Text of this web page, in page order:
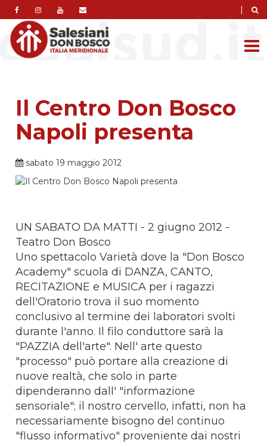
|
Il Centro Don Bosco
Napoli presenta
sabato 19 maggio 2012
UN SABATO DA MATTI - 2 giugno 2012 -
Teatro Don Bosco
Uno spettacolo Varietà dove la "Don Bosco
Academy" scuola di DANZA, CANTO,
RECITAZIONE e MUSICA per i ragazzi
dell'Oratorio trova il suo momento
conclusivo al termine dei laboratori svolti
durante l'anno. Il filo conduttore sarà la
"PAZZIA dell'arte". Nell' arte questo
"processo" può portare alla creazione di
nuove realtà, che solo in parte
dipenderanno dall' "informazione
sensoriale"; il nostro cervello, infatti, non ha
necessariamente bisogno del continuo
"flusso informativo" proveniente dai nostri